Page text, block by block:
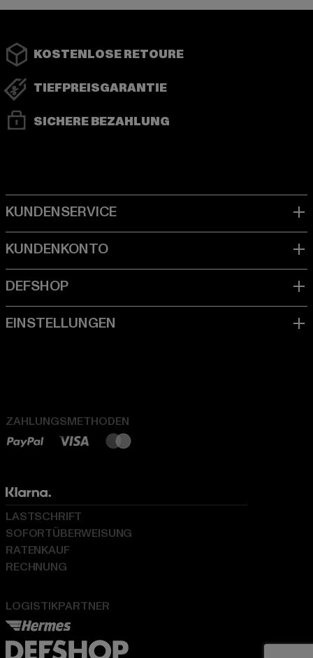
KOSTENLOSE RETOURE
TIEFPREISGARANTIE
SICHERE BEZAHLUNG
ZAHLUNGSMETHODEN
LOGISTIKPARTNER
LASTSCHRIFT
SOFORTÜBERWEISUNG
RATENKAUF
RECHNUNG